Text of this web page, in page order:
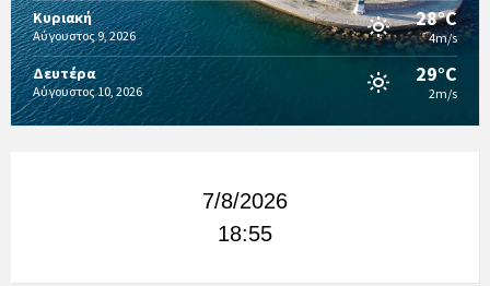
Κυριακή
Αύγουστος 9, 2026
28°C
4m/s
Δευτέρα
Αύγουστος 10, 2026
29°C
2m/s
7/8/2026
18:55